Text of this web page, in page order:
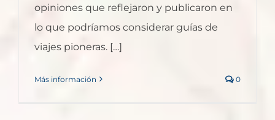
opiniones que reflejaron y publicaron en
lo que podríamos considerar guías de
viajes pioneras. […]
Más información 0